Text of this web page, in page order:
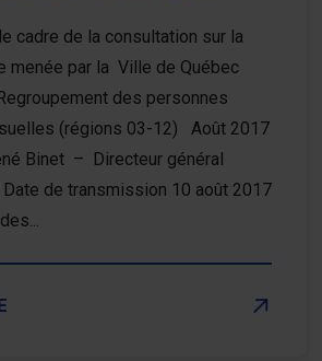
cadre de la consultation sur la
menée par la Ville de Québec
des personnes
(régions 03-12) Août 2017
Binet – Directeur général
de transmission 10 août 2017
DANS LE CADRE DE LA